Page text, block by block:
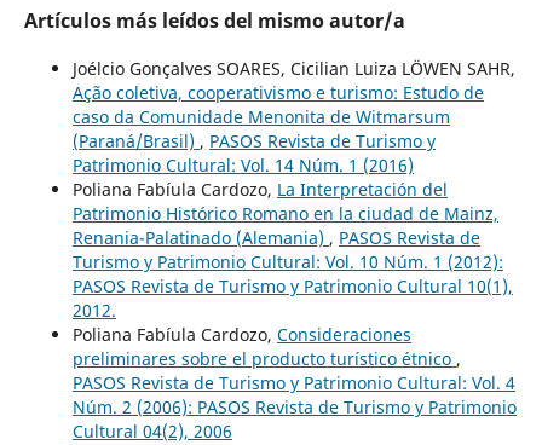
Artículos más leídos del mismo autor/a
Joélcio Gonçalves SOARES, Cicilian Luiza LÖWEN SAHR,
Ação coletiva, cooperativismo e turismo: Estudo de
caso da Comunidade Menonita de Witmarsum
(Paraná/Brasil) , PASOS Revista de Turismo y
Patrimonio Cultural: Vol. 14 Núm. 1 (2016)
Poliana Fabíula Cardozo, La Interpretación del
Patrimonio Histórico Romano en la ciudad de Mainz,
Renania-Palatinado (Alemania) , PASOS Revista de
Turismo y Patrimonio Cultural: Vol. 10 Núm. 1 (2012):
PASOS Revista de Turismo y Patrimonio Cultural 10(1),
2012.
Poliana Fabíula Cardozo, Consideraciones
preliminares sobre el producto turístico étnico ,
PASOS Revista de Turismo y Patrimonio Cultural: Vol. 4
Núm. 2 (2006): PASOS Revista de Turismo y Patrimonio
Cultural 04(2), 2006